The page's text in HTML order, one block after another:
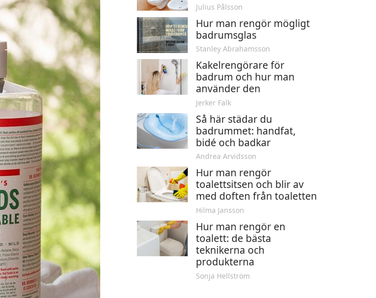
Julius Pålsson
Hur man rengör mögligt
badrumsglas
Stanley Abrahamsson
Kakelrengörare för
badrum och hur man
använder den
Jerker Falk
Så här städar du
badrummet: handfat,
bidé och badkar
Andrea Arvidsson
Hur man rengör
toalettsitsen och blir av
med doften från toaletten
Hilma Jansson
Hur man rengör en
toalett: de bästa
teknikerna och
produkterna
Sonja Hellström